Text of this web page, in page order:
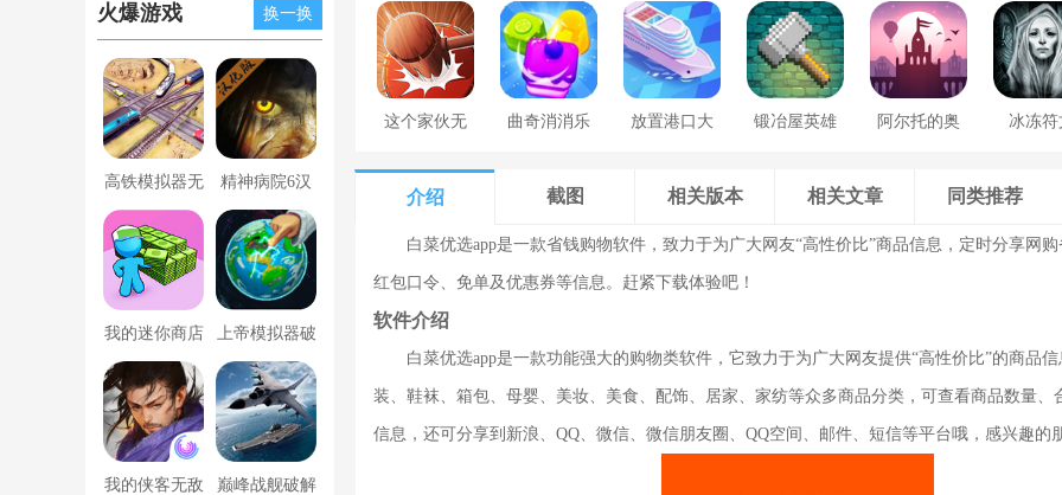
火爆游戏 换一换
高铁模拟器无
限金币版
精神病院6汉
化版下载
我的迷你商店
破解版无限金
币版下载中文
上帝模拟器破
解版全解锁无
广告
我的侠客无敌 巅峰战舰破解
这个家伙无 曲奇消消乐 放置港口大 锻冶屋英雄 阿尔托的奥 冰冻符
介绍 截图 相关版本 相关文章 同类推荐
白菜优选app是一款省钱购物软件，致力于为广大网友“高性价比”商品信息，定时分享网
红包口令、免单及优惠券等信息。赶紧下载体验吧！
软件介绍
白菜优选app是一款功能强大的购物类软件，它致力于为广大网友提供“高性价比”的商品
装、鞋袜、箱包、母婴、美妆、美食、配饰、居家、家纺等众多商品分类，可查看商品数量、
信息，还可分享到新浪、QQ、微信、微信朋友圈、QQ空间、邮件、短信等平台哦，感兴趣的